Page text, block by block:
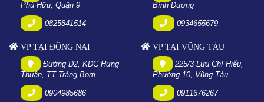
Phú Hữu, Quận 9
0825841514
Bình Dương
0934655679
VP TẠI ĐỒNG NAI
Đường D2, KDC Hưng
Thuận, TT Trảng Bom
0904985686
VP TẠI VŨNG TÀU
225/3 Lưu Chí Hiếu,
Phường 10, Vũng Tàu
0911676267